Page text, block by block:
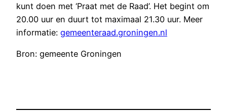
kunt doen met ‘Praat met de Raad’. Het begint om
20.00 uur en duurt tot maximaal 21.30 uur. Meer
informatie: gemeenteraad.groningen.nl
Bron: gemeente Groningen